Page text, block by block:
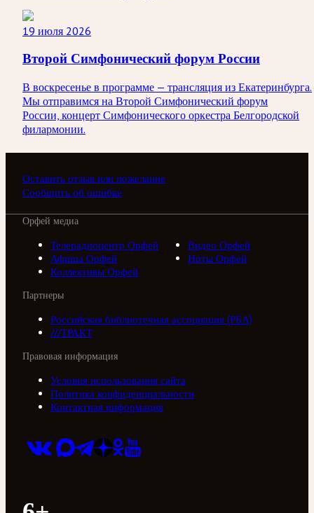
19 июля 2026
Второй Симфонический форум России
В воскресенье в программе — трансляция из Екатеринбурга.
Мы отправимся на Второй Симфонический форум
России, концерт Симфонического оркестра Белгородской
филармонии.
Оставить отзыв или пожелание
Сообщить об ошибке
Орфей медиа
Телерадиоцентр Орфей
Видео Орфей
Афиша Орфей
Ноты Орфей
Коллективы Орфей
Партнеры
Российская библиотечная ассоциация (РБА)
///ТРАКТ
Правовая информация
Условия использования сайта
Политика конфиденциальности
Контактная информация